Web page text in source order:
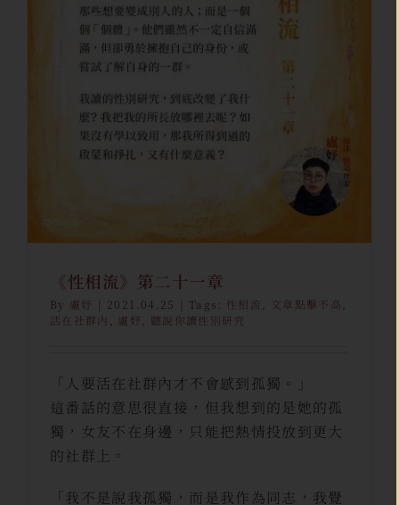
《性相流》第二十一章
盧妤 駐站創作
《性相流》第二十一章
By 盧妤 2021.04.25 Tags: 性相流 文章點擊不高
活在社群內
盧妤 聽說你讀性別研究
「人要活在社群內才不會感到孤獨。」
這番話的意思很直接，但我想到的是她的孤
獨，女友不在身邊，只能把熱情投放到更大
的社群上。
「我不是說我孤獨，而是我作為同志，我覺